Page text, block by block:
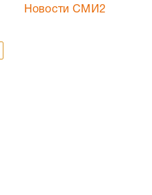
Новости СМИ2